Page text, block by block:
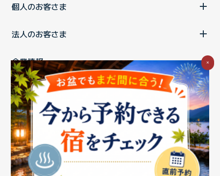
個人のお客さま
法人のお客さま
企業情報
ご利用中の方
お問い合わせ消費税の表示 ウェブアクセシビリティの取り組み
個人情報保護ポリシープライバシーポータル
Cookieポリシー
特定商取引法に基づく表記情報セキュリティ基本方針
商標について BIGLOBEトップ
×